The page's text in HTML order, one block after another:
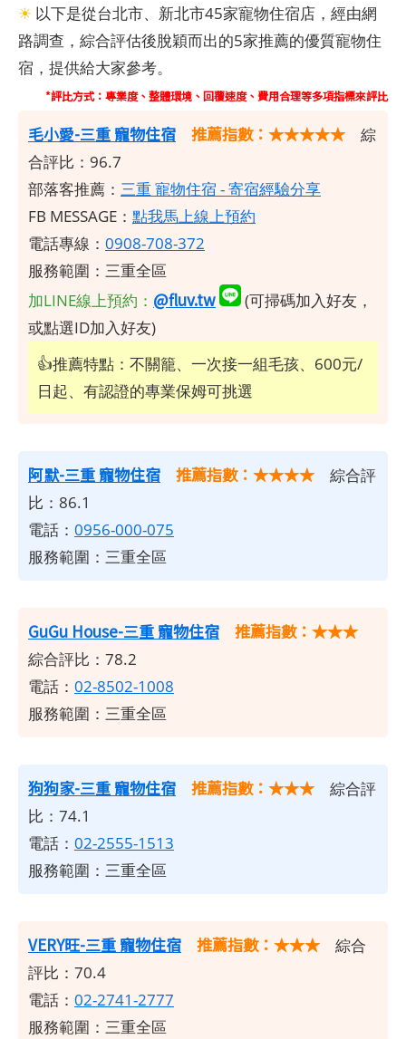
☀ 以下是從台北市、新北市45家寵物住宿店，經由網
路調查，綜合評估後脫穎而出的5家推薦的優質寵物住
宿，提供給大家參考。
*評比方式：專業度、整體環境、回覆速度、費用合理等多項指標來評比
毛小愛-三重 寵物住宿 推薦指數：★★★★★ 綜
合評比：96.7
部落客推薦： 三重 寵物住宿 - 寄宿經驗分享
FB MESSAGE： 點我馬上線上預約
電話專線： 0908-708-372
服務範圍：三重全區
加LINE線上預約： @fluv.tw
(可掃碼加入好友，
或點選ID加入好友)
👍推薦特點：不關籠、一次接一組毛孩、600元/
日起、有認證的專業保姆可挑選
阿默-三重 寵物住宿 推薦指數：★★★★ 綜合評
比：86.1
電話： 0956-000-075
服務範圍：三重全區
GuGu House-三重 寵物住宿 推薦指數：★★★
綜合評比：78.2
電話： 02-8502-1008
服務範圍：三重全區
狗狗家-三重 寵物住宿 推薦指數：★★★ 綜合評
比：74.1
電話： 02-2555-1513
服務範圍：三重全區
VERY旺-三重 寵物住宿 推薦指數：★★★ 綜合
評比：70.4
電話： 02-2741-2777
服務範圍：三重全區